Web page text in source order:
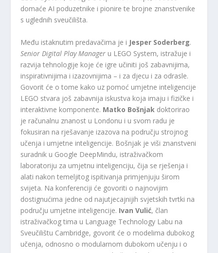
domaće AI poduzetnike i pionire te brojne znanstvenike
s uglednih sveučilišta.
Među istaknutim predavačima je i Jesper Soderberg.
Senior Digital Play Manager u LEGO System, istražuje i
razvija tehnologije koje će igre učiniti još zabavnijima,
inspirativnijima i izazovnijima – i za djecu i za odrasle.
Govorit će o tome kako uz pomoć umjetne inteligencije
LEGO stvara još zabavnija iskustva koja imaju i fizičke i
interaktivne komponente. Matko Bošnjak doktorirao
je računalnu znanost u Londonu i u svom radu je
fokusiran na rješavanje izazova na području strojnog
učenja i umjetne inteligencije. Bošnjak je viši znanstveni
suradnik u Google DeepMindu, istraživačkom
laboratoriju za umjetnu inteligenciju, čija se rješenja i
alati nakon temeljitog ispitivanja primjenjuju širom
svijeta. Na konferenciji će govoriti o najnovijim
dostignućima jedne od najutjecajnijih svjetskih tvrtki na
području umjetne inteligencije. Ivan Vulić, član
istraživačkog tima u Language Technology Labu na
Sveučilištu Cambridge, govorit će o modelima dubokog
učenja, odnosno o modularnom dubokom učenju i o